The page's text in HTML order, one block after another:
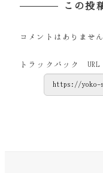
この投
コメントはありません
トラックバック URL